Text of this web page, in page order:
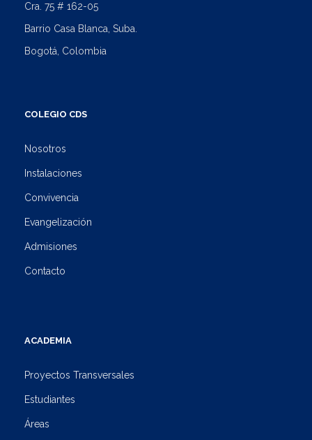
Cra. 75 # 162-05
Barrio Casa Blanca, Suba.
Bogotá, Colombia
COLEGIO CDS
Nosotros
Instalaciones
Convivencia
Evangelización
Admisiones
Contacto
ACADEMIA
Proyectos Transversales
Estudiantes
Áreas